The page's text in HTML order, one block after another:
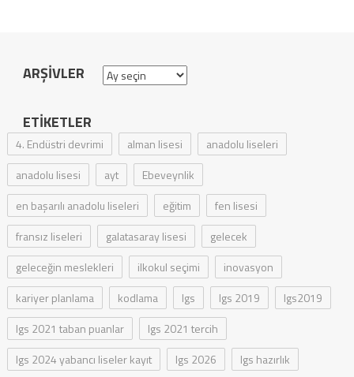
ARŞIVLER Arşivler
ETIKETLER
4. Endüstri devrimi alman lisesi
anadolu liseleri
anadolu lisesi
ayt
Ebeveynlik
en başarılı anadolu liseleri
eğitim
fen lisesi
fransız liseleri
galatasaray lisesi
gelecek
geleceğin meslekleri
ilkokul seçimi
inovasyon
kariyer planlama
kodlama lgs lgs 2019
lgs2019
lgs 2021 taban puanlar
lgs 2021 tercih
lgs 2024 yabancı liseler kayıt
lgs 2026
lgs hazırlık